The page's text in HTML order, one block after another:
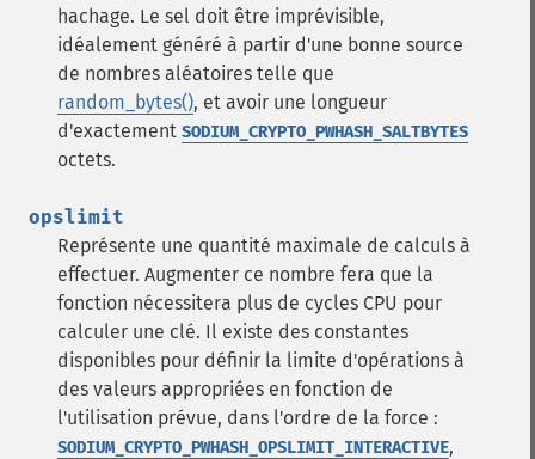
hachage. Le sel doit être imprévisible,
idéalement généré à partir d'une bonne source
de nombres aléatoires telle que
random_bytes(), et avoir une longueur
d'exactement SODIUM_CRYPTO_PWHASH_SALTBYTES
octets.
opslimit
Représente une quantité maximale de calculs à
effectuer. Augmenter ce nombre fera que la
fonction nécessitera plus de cycles CPU pour
calculer une clé. Il existe des constantes
disponibles pour définir la limite d'opérations à
des valeurs appropriées en fonction de
l'utilisation prévue, dans l'ordre de la force :
SODIUM_CRYPTO_PWHASH_OPSLIMIT_INTERACTIVE,